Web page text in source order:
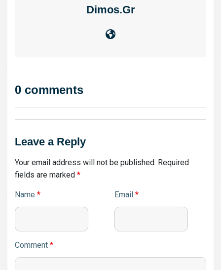
Dimos.gr
0 comments
Leave a Reply
Your email address will not be published. Required
fields are marked *
Name * Email *
Comment *